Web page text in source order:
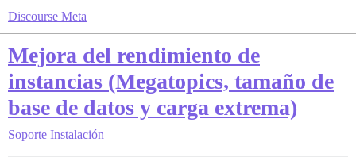
Discourse Meta
Mejora del rendimiento de
instancias (Megatopics, tamaño de
base de datos y carga extrema)
Soporte Instalación